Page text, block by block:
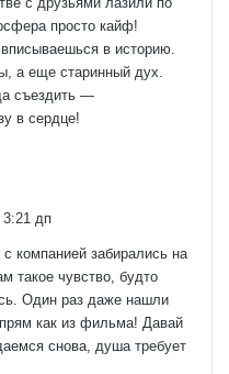
просто кайф!
в историю.
а еще старинный дух.
съездить —
в сердце!
дп
компанией забирались на
такое чувство, будто
Один раз даже нашли
как из фильма! Давай
снова, душа требует